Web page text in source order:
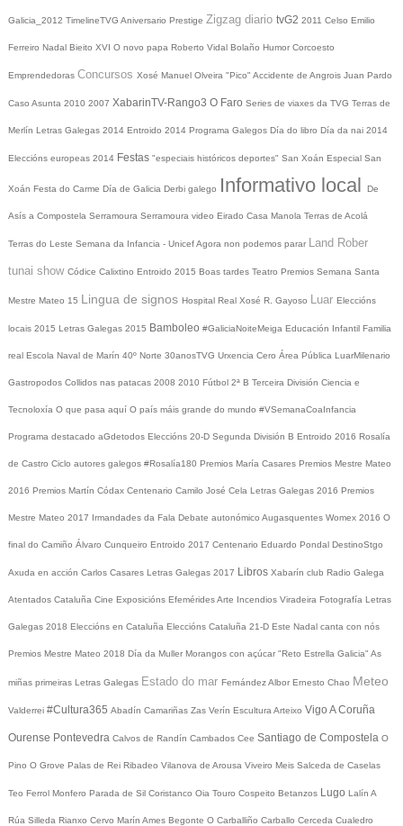
Galicia_2012 TimelineTVG Aniversario Prestige Zigzag diario tvG2 2011 Celso Emilio
Ferreiro Nadal Bieito XVI O novo papa Roberto Vidal Bolaño Humor Corcoesto
Emprendedoras Concursos Xosé Manuel Olveira "Pico" Accidente de Angrois Juan Pardo
Caso Asunta 2010 2007 XabarinTV-Rango3 O Faro Series de viaxes da TVG Terras de
Merlín Letras Galegas 2014 Entroido 2014 Programa Galegos Día do libro Día da nai 2014
Eleccións europeas 2014 Festas "especiais históricos deportes" San Xoán Especial San
Xoán Festa do Carme Día de Galicia Derbi galego Informativo local De
Asís a Compostela Serramoura Serramoura video Eirado Casa Manola Terras de Acolá
Terras do Leste Semana da Infancia - UnicefAgora non podemos parar Land Rober
tunai show Códice Calixtino Entroido 2015 Boas tardes Teatro Premios Semana Santa
Mestre Mateo 15 Lingua de signos Hospital Real Xosé R. Gayoso Luar Eleccións
locais 2015 Letras Galegas 2015 Bamboleo #GaliciaNoiteMeiga Educación Infantil Familia
real Escola Naval de Marín 40º Norte 30anosTVG Urxencia Cero Área Pública LuarMilenario
Gastropodos Collidos nas patacas 2008 2010 Fútbol 2ª B Terceira División Ciencia e
Tecnoloxía O que pasa aquí O país máis grande do mundo #VSemanaCoaInfancia
Programa destacado aGdetodos Eleccións 20-D Segunda División B Entroido 2016 Rosalía
de Castro Ciclo autores galegos #Rosalía180 Premios María Casares Premios Mestre Mateo
2016 Premios Martín Códax Centenario Camilo José Cela Letras Galegas 2016 Premios
Mestre Mateo 2017 Irmandades da Fala Debate autonómico Augasquentes Womex 2016 O
final do Camiño Álvaro Cunqueiro Entroido 2017 Centenario Eduardo Pondal DestinoStgo
Axuda en acción Carlos Casares Letras Galegas 2017 Libros Xabarín club Radio Galega
Atentados Cataluña Cine Exposicións EfeméridesArte Incendios Viradeira Fotografía Letras
Galegas 2018 Eleccións en Cataluña Eleccións Cataluña 21-D Este Nadal canta con nós
Premios Mestre Mateo 2018 Día da Muller Morangos con açúcar "Reto Estrella Galicia" As
miñas primeiras Letras Galegas Estado do mar Fernández Albor Ernesto Chao Meteo
Valderrei #Cultura365 Abadín Camariñas Zas Verín Escultura Arteixo Vigo A Coruña
Ourense Pontevedra Calvos de Randín Cambados Cee Santiago de Compostela O
Pino O Grove Palas de Rei Ribadeo Vilanova de Arousa Viveiro Meis Salceda de Caselas
Teo Ferrol Monfero Parada de Sil Coristanco Oia Touro Cospeito Betanzos Lugo Lalín A
Rúa Silleda Rianxo Cervo Marín Ames Begonte O Carballiño Carballo Cerceda Cualedro